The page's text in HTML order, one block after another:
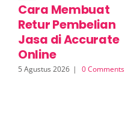
Cara Membuat
Retur Pembelian
Jasa di Accurate
Online
5 Agustus 2026 | 0 Comments